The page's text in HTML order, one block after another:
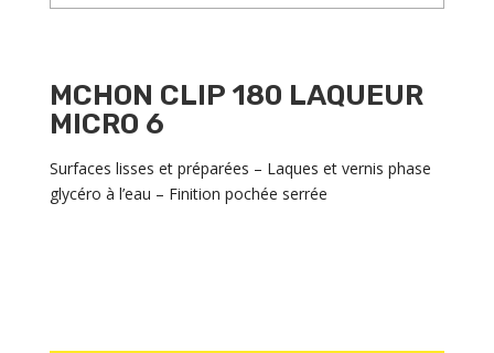
MCHON CLIP 180 LAQUEUR
MICRO 6
Surfaces lisses et préparées – Laques et vernis phase
glycéro à l’eau – Finition pochée serrée